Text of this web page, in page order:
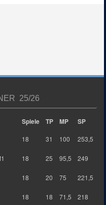
25/26
Spiele TP MP SP
18 31 100 253,5
18 25 95,5 249
18 20 75 221,5
18 18 71,5 218